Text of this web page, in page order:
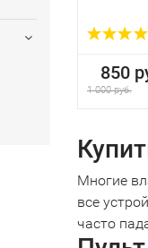
850
1 000 руб.
Многие
все
часто